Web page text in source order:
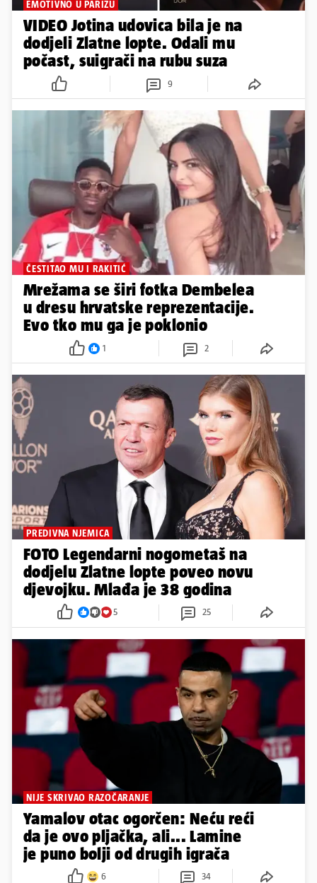
EMOTIVNO U PARIZU
VIDEO Jotina udovica bila je na
dodjeli Zlatne lopte. Odali mu
počast, suigrači na rubu suza
9
ČESTITAO MU I RAKITIĆ
Mrežama se širi fotka Dembelea
u dresu hrvatske reprezentacije.
Evo tko mu ga je poklonio
1 2
PREDIVNA NJEMICA
FOTO Legendarni nogometaš na
dodjelu Zlatne lopte poveo novu
djevojku. Mlađa je 38 godina
5 25
NIJE SKRIVAO RAZOČARANJE
Yamalov otac ogorčen: Neću reći
da je ovo pljačka, ali... Lamine
je puno bolji od drugih igrača
6 34